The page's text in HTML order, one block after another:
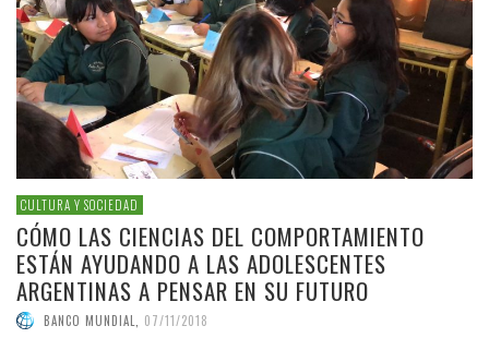
CULTURA Y SOCIEDAD
CÓMO LAS CIENCIAS DEL COMPORTAMIENTO
ESTÁN AYUDANDO A LAS ADOLESCENTES
ARGENTINAS A PENSAR EN SU FUTURO
BANCO MUNDIAL 07/11/2018